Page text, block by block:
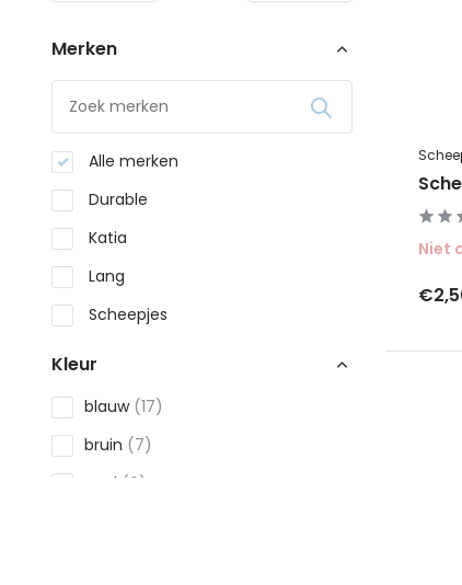
Merken
Alle merken
Durable
Katia
Lang
Scheepjes
Kleur
blauw (17)
bruin (7)
geel (6)
Niet